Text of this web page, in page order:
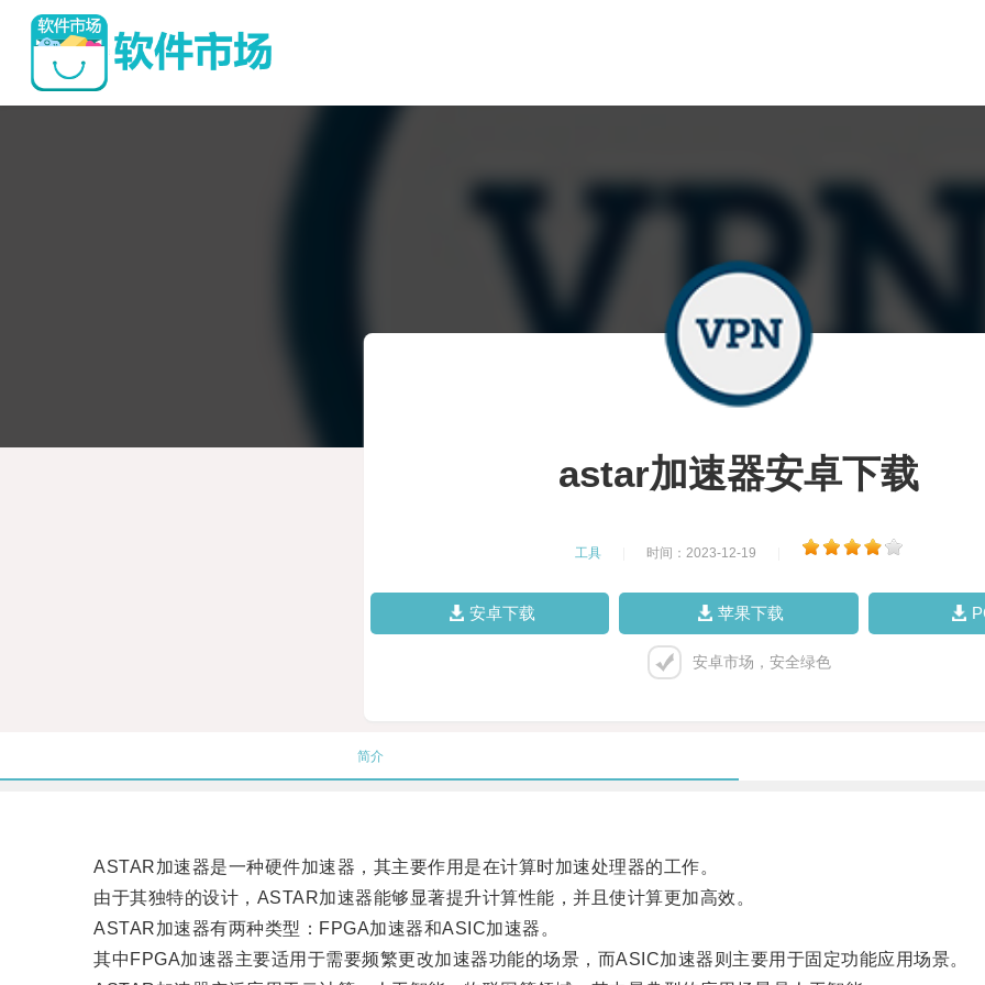
astar加速器安卓下载
工具 时间：2023-12-19
安卓下载 苹果下载
安卓市场，安全绿色
简介
ASTAR加速器是一种硬件加速器，其主要作用是在计算时加速处理器的工作。
由于其独特的设计，ASTAR加速器能够显著提升计算性能，并且使计算更加高效。
ASTAR加速器有两种类型：FPGA加速器和ASIC加速器。
其中FPGA加速器主要适用于需要频繁更改加速器功能的场景，而ASIC加速器则主要用于固定功能应用场景。